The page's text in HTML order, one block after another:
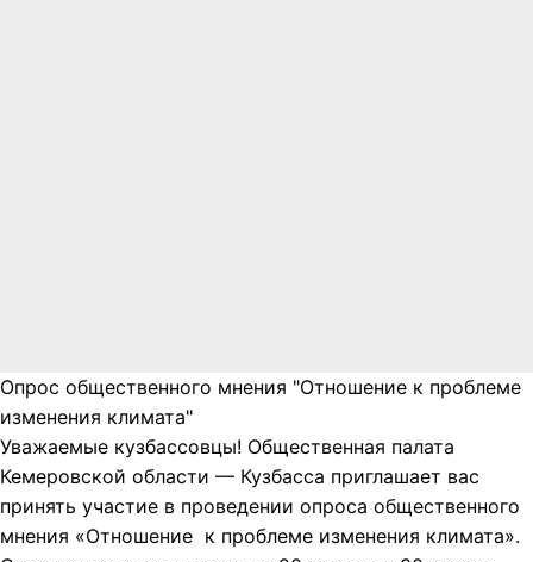
Опрос общественного мнения "Отношение к проблеме
изменения климата"
Уважаемые кузбассовцы! Общественная палата
Кемеровской области — Кузбасса приглашает вас
принять участие в проведении опроса общественного
мнения «Отношение к проблеме изменения климата».